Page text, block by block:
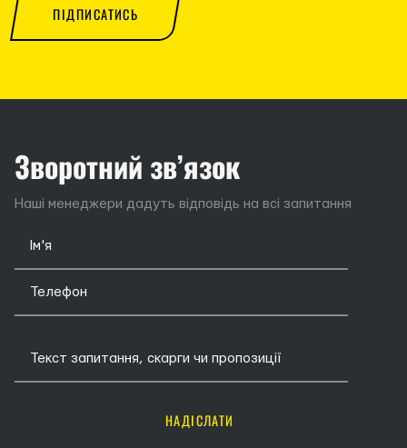
ПІДПИСАТИСЬ
Зворотний зв’язок
Наші менеджери дадуть відповідь на всі запитання
НАДІСЛАТИ